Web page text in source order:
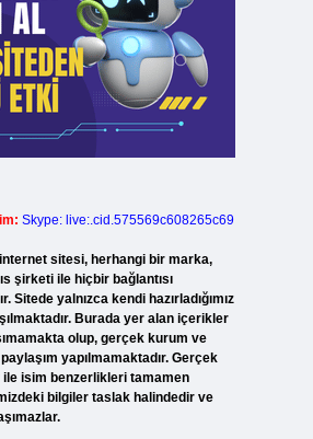
Skype: live:.cid.575569c608265c69
sitesi, herhangi bir marka,
şirketi ile hiçbir bağlantısı
Sitede yalnızca kendi hazırladığımız
Burada yer alan içerikler
olup, gerçek kurum ve
yapılmamaktadır. Gerçek
isim benzerlikleri tamamen
bilgiler taslak halindedir ve